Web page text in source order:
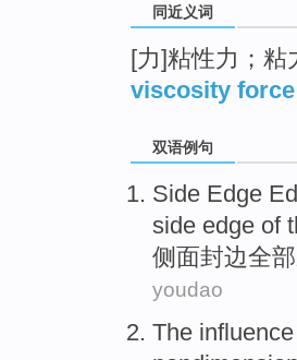
同近义词
[力]粘性力；粘
viscosity force
双语例句
Side Edge
side edge of
侧面封边全部
youdao
The